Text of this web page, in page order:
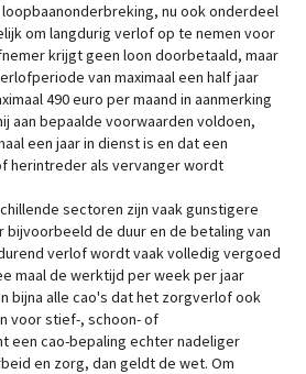
nu ook onderdeel
om langdurig verlof op te nemen voor
krijgt geen loon doorbetaald, maar
van maximaal een half jaar
490 euro per maand in aanmerking
aan bepaalde voorwaarden voldoen,
een jaar in dienst is en dat een
herintreder als vervanger wordt
sectoren zijn vaak gunstigere
de duur en de betaling van
verlof wordt vaak volledig vergoed
maal de werktijd per week per jaar
bijna alle cao's dat het zorgverlof ook
voor stief-, schoon- of
een cao-bepaling echter nadeliger
en zorg, dan geldt de wet. Om